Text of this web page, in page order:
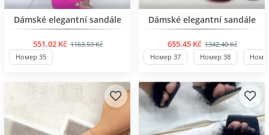
BESTSELLER
Dámské elegantní sandále
551.02 Kč 1163.59 Kč
Номер 35
BESTSELLER
Dámské elegantní sandále
655.45 Kč 1342.40 Kč
Номер 37 Номер 38